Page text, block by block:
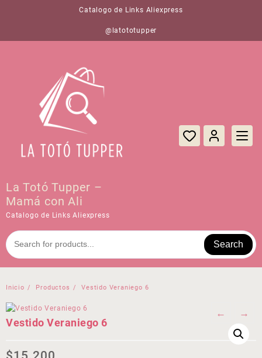
Catalogo de Links Aliexpress
@latototupper
La Totó Tupper –
Mamá con Ali
Catalogo de Links Aliexpress
Search
Inicio Productos Vestido Veraniego 6
← →
Vestido Veraniego 6